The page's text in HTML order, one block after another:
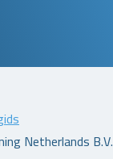
Netherlands B.V.